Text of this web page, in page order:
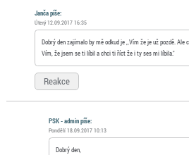
Janča píše:
Úterý 12.09.2017 16:35
Dobrý den zajímalo by mě odkud je ,,Vím že je už pozdě. Ale
Vím, že jsem se ti líbil a chci ti říct že i ty ses mi líbila."
Reakce
PSK - admin píše:
Pondělí 18.09.2017 10:13
Dobrý den,